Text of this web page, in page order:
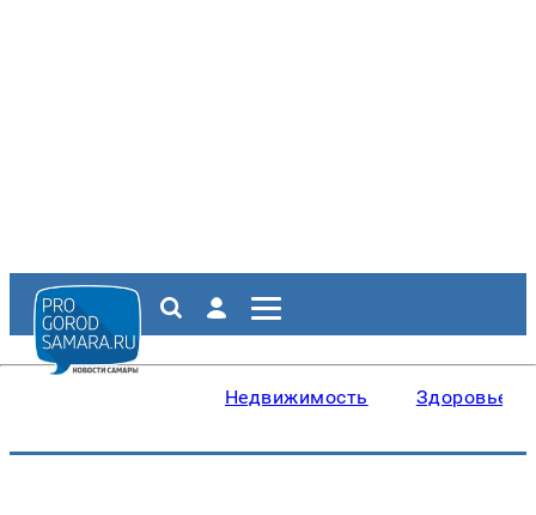
Недвижимость Здоровье